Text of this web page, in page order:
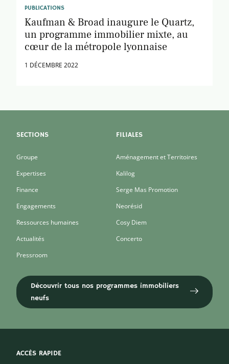
PUBLICATIONS
Kaufman & Broad inaugure le Quartz,
un programme immobilier mixte, au
cœur de la métropole lyonnaise
1 DÉCEMBRE 2022
SECTIONS
Groupe
Expertises
Finance
Engagements
Ressources humaines
Actualités
Pressroom
FILIALES
Aménagement et Territoires
Kalilog
Serge Mas Promotion
Neorésid
Cosy Diem
Concerto
Découvrir tous nos programmes immobiliers
neufs
ACCÈS RAPIDE